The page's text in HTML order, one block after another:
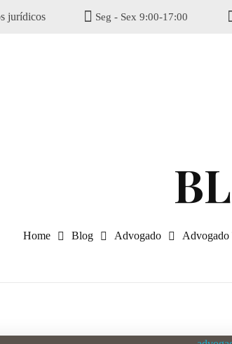
jurídicos Seg - Sex 9:00-17:00
Home Blog Advogado Advogado